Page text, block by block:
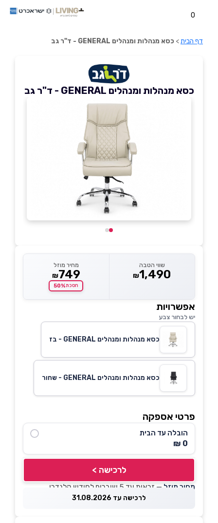
0
דף הבית> כסא מנהלות ומנהלים GENERAL - ד"ר גב
כסא מנהלות ומנהלים GENERAL - ד"ר גב
שווי הטבה
₪1,490
מחיר מוזל
₪749
חסכת50%
אפשרויות
יש לבחור צבע
כסא מנהלות ומנהלים GENERAL - בז
כסא מנהלות ומנהלים GENERAL - שחור
פרטי אספקה
הובלה עד הבית
0 ₪
לרכישה >
מחיר מוזל — זכאות עד 5 שוברים לחודש קלנדרי
לרכישה עד 31.08.2026